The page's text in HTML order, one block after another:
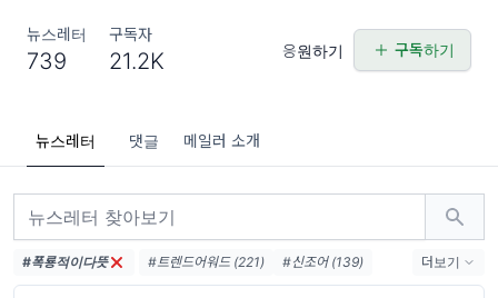
뉴스레터
739
구독자
21.2K 응원하기 구독하기
뉴스레터 댓글 메일러 소개
#폭룡적이다뜻 #트렌드어워드 (221)
#신조어 (139)
#trendaword (117)
#유행어 (57)
더보기